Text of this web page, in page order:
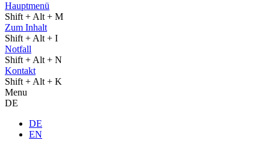
Hauptmenü
Shift + Alt + M
Zum Inhalt
Shift + Alt + I
Notfall
Shift + Alt + N
Kontakt
Shift + Alt + K
Menu
DE
DE
EN